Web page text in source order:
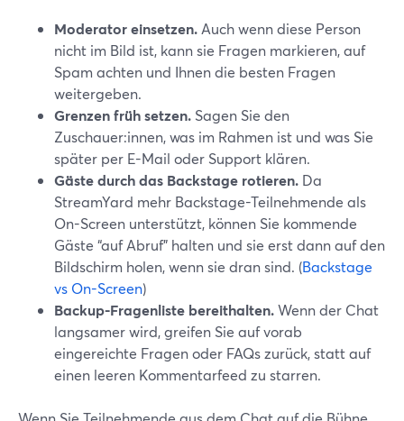
Moderator einsetzen. Auch wenn diese Person
nicht im Bild ist, kann sie Fragen markieren, auf
Spam achten und Ihnen die besten Fragen
weitergeben.
Grenzen früh setzen. Sagen Sie den
Zuschauer:innen, was im Rahmen ist und was Sie
später per E-Mail oder Support klären.
Gäste durch das Backstage rotieren. Da
StreamYard mehr Backstage-Teilnehmende als
On-Screen unterstützt, können Sie kommende
Gäste “auf Abruf” halten und sie erst dann auf den
Bildschirm holen, wenn sie dran sind. (Backstage
vs On-Screen)
Backup-Fragenliste bereithalten.Wenn der Chat
langsamer wird, greifen Sie auf vorab
eingereichte Fragen oder FAQs zurück, statt auf
einen leeren Kommentarfeed zu starren.